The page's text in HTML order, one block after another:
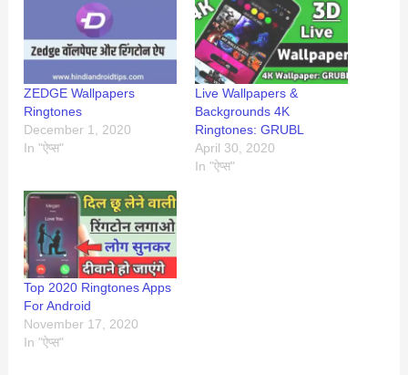
ZEDGE Wallpapers
Ringtones
December 1, 2020
In "ऐप्स"
Live Wallpapers &
Backgrounds 4K
Ringtones: GRUBL
April 30, 2020
In "ऐप्स"
Top 2020 Ringtones Apps
For Android
November 17, 2020
In "ऐप्स"